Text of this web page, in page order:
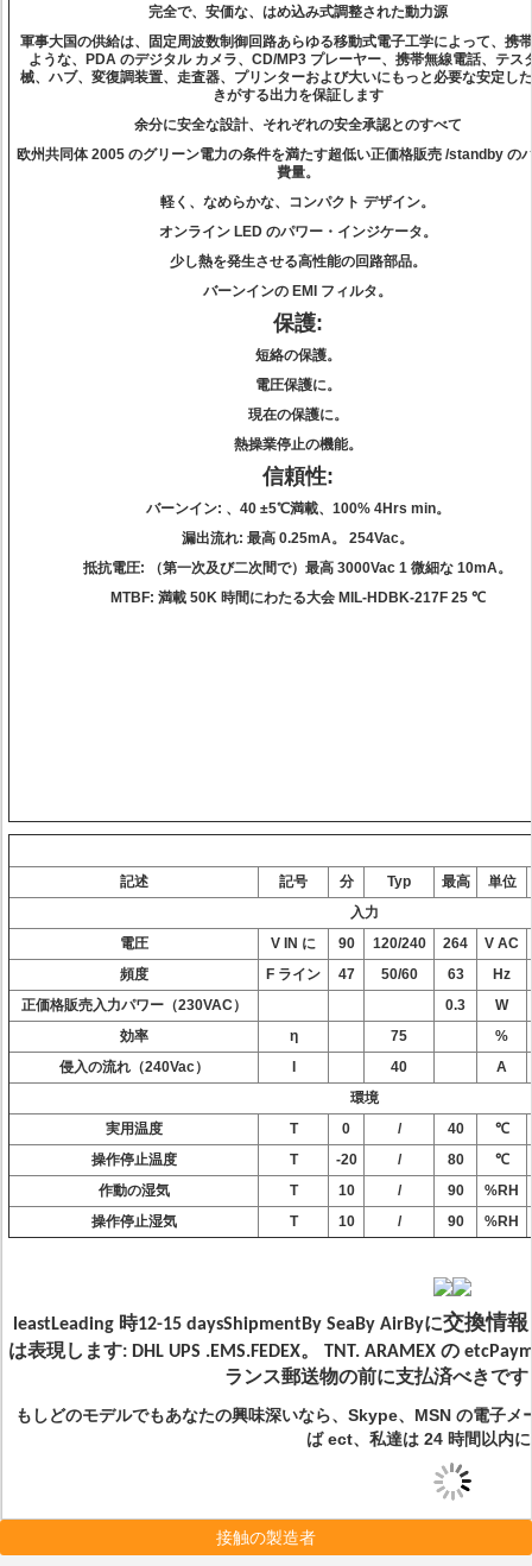
完全で、安価な、はめ込み式調整された動力源
軍事大国の供給は、固定周波数制御回路あらゆる移動式電子工学によって、携
ような、PDA のデジタル カメラ、CD/MP3 プレーヤー、携帯無線電話、テス
械、ハブ、変復調装置、走査器、プリンターおよび大いにもっと必要な安定し
きがする出力を保証します
余分に安全な設計、それぞれの安全承認とのすべて
欧州共同体 2005 のグリーン電力の条件を満たす超低い正価格販売 /standby の
費量。
軽く、なめらかな、コンパクト デザイン。
オンライン LED のパワー・インジケータ。
少し熱を発生させる高性能の回路部品。
バーンインの EMI フィルタ。
保護:
短絡の保護。
電圧保護に。
現在の保護に。
熱操業停止の機能。
信頼性:
バーンイン: 、40 ±5℃満載、100% 4Hrs min。
漏出流れ: 最高 0.25mA。 254Vac。
抵抗電圧: （第一次及び二次間で）最高 3000Vac 1 微細な 10mA。
MTBF: 満載 50K 時間にわたる大会 MIL-HDBK-217F 25 ℃
記述 記号 分 Typ 最高
単位
入力
電圧
V IN に 90 120/240 264
V AC
頻度
F ライン 47 50/60 63
Hz
正価格販売入力パワー（230VAC）
0.3
W
効率
η 75
%
侵入の流れ（240Vac）
40
A
環境
実用温度
T 0 / 40
℃
操作停止温度
T -20 / 80
℃
作動の湿気
T 10 / 90
%RH
操作停止湿気
T 10 / 90 %RH
leastLeading 時12-15 daysShipmentBy SeaBy AirByに交換情報
は表現します: DHL UPS .EMS.FEDEX。 TNT. ARAMEX の
ランス郵送物の前に支払済べきで
もしどのモデルでもあなたの興味深いなら、Skype、MSN の電子
ば ect、私達は 24 時間以内
接触の製造者